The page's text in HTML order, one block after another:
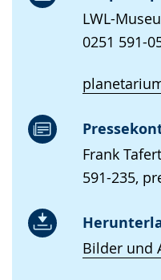
LWL-
0251 591-
Frank
591-235,
Bilder und